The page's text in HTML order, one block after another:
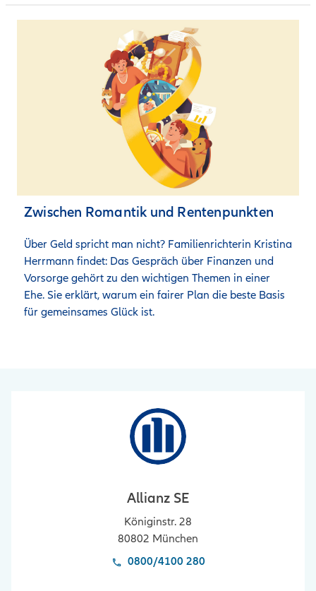
Zwischen Romantik und Rentenpunkten
Über Geld spricht man nicht? Familienrichterin Kristina
Herrmann findet: Das Gespräch über Finanzen und
Vorsorge gehört zu den wichtigen Themen in einer
Ehe. Sie erklärt, warum ein fairer Plan die beste Basis
für gemeinsames Glück ist.
Allianz SE
Königinstr. 28
80802 München
0800/4100 280